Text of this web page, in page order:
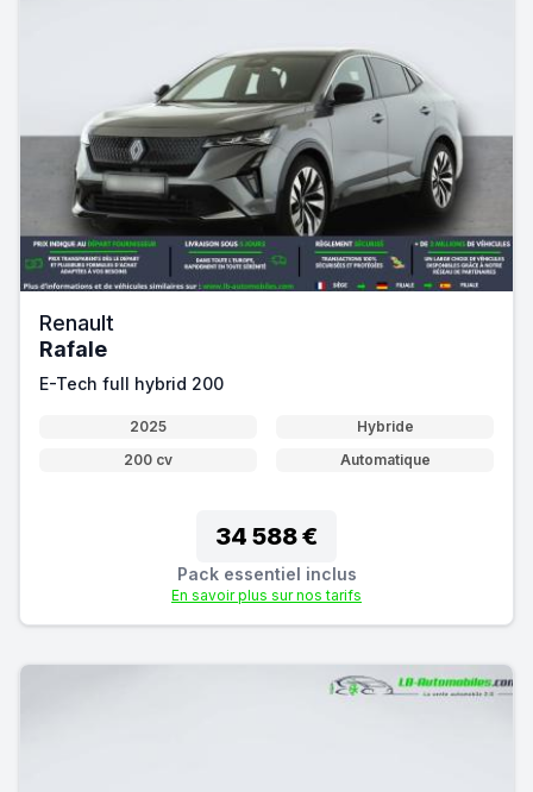
Renault
Rafale
E-Tech full hybrid 200
2025
Hybride
200 cv
Automatique
34 588 €
Pack essentiel inclus
En savoir plus sur nos tarifs